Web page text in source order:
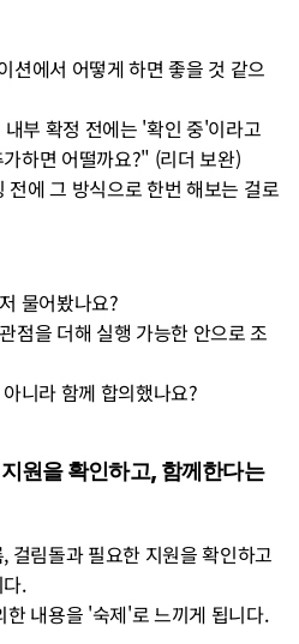
하면 어떨까요?" (리더 보완)
저 물어봤나요?
아니라 함께 합의했나요?
원을 확인하고, 함께한다는
걸림돌과 필요한 지원을 확인하고
.
내용을 '숙제'로 느끼게 됩니다.